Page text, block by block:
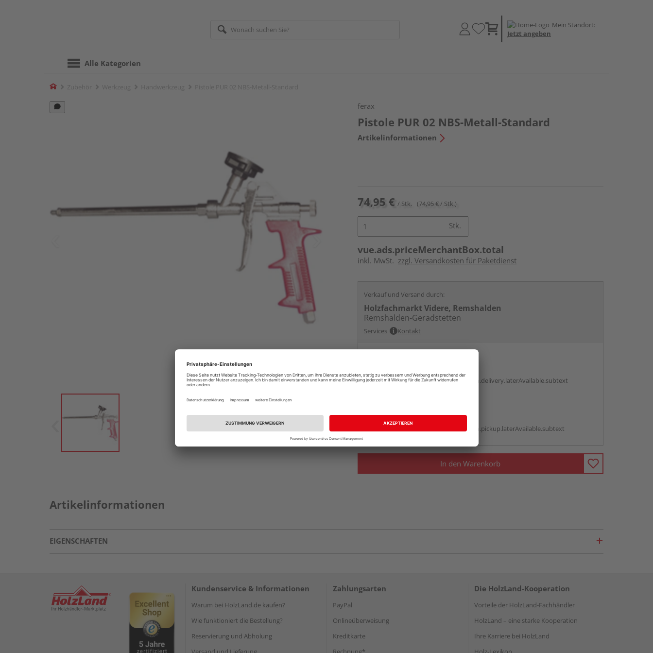
Mein Standort:
Jetzt angeben
Alle Kategorien
Home
ferax
Pistole PUR 02 NBS-Metall-Standard
Artikelinformationen
74,95 € / Stk. (74,95 € / Stk.)
Stk.
vue.ads.priceMerchantBox.total
inkl. MwSt. zzgl. Versandkosten für Paketdienst
Verkauf und Versand durch:
Holzfachmarkt Videre, Remshalden
Remshalden-Geradstetten
Services Kontakt
Auf Vorbestellung:
vue.ads.priceMerchantBox.option.delivery.laterAvailable.subtext
Auf Vorbestellung:
vue.ads.priceMerchantBox.option.pickup.laterAvailable.subtext
In den Warenkorb
Artikelinformationen
EIGENSCHAFTEN
Kundenservice & Informationen
Warum bei HolzLand.de kaufen?
Wie funktioniert die Bestellung?
Reservierung und Abholung
Zahlungsarten
PayPal
Onlineüberweisung
Kreditkarte
Die HolzLand-Kooperation
Vorteile der HolzLand-Fachhändler
HolzLand – eine starke Kooperation
Ihre Karriere bei HolzLand